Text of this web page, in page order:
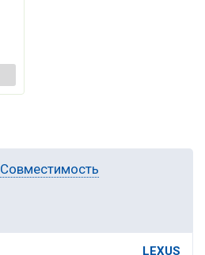
Совместимость
LEXUS